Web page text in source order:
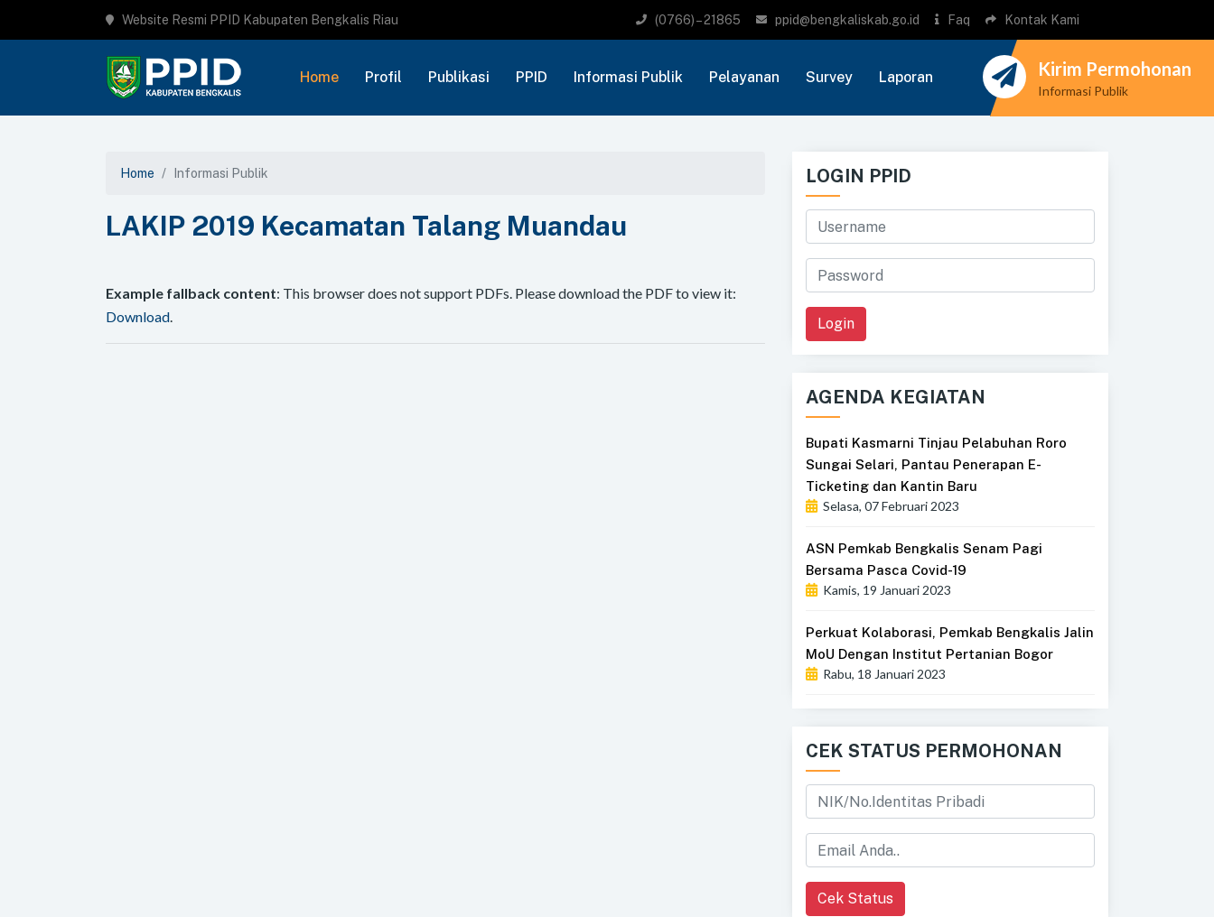
Website Resmi PPID Kabupaten Bengkalis Riau (0766) – 21865 ppid@bengkaliskab.go.id Faq Kontak Kami
Home Profil Publikasi PPID Informasi Publik Pelayanan Survey Laporan Kirim Permohonan
Informasi Publik
Home Informasi Publik
LAKIP 2019 Kecamatan Talang Muandau
Example fallback content: This browser does not support PDFs. Please download the PDF to view it:
Download.
LOGIN PPID
Login
AGENDA KEGIATAN
Bupati Kasmarni Tinjau Pelabuhan Roro
Sungai Selari, Pantau Penerapan E-
Ticketing dan Kantin Baru
Selasa, 07 Februari 2023
ASN Pemkab Bengkalis Senam Pagi
Bersama Pasca Covid-19
Kamis, 19 Januari 2023
Perkuat Kolaborasi, Pemkab Bengkalis Jalin
MoU Dengan Institut Pertanian Bogor
Rabu, 18 Januari 2023
CEK STATUS PERMOHONAN
Cek Status